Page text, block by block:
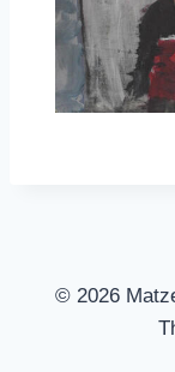
© 2026